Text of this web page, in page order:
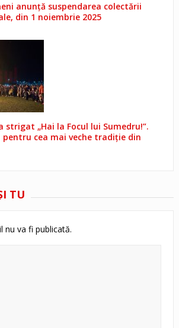
anunță suspendarea colectării
din 1 noiembrie 2025
strigat „Hai la Focul lui Sumedru!”.
pentru cea mai veche tradiție din
TU
nu va fi publicată.